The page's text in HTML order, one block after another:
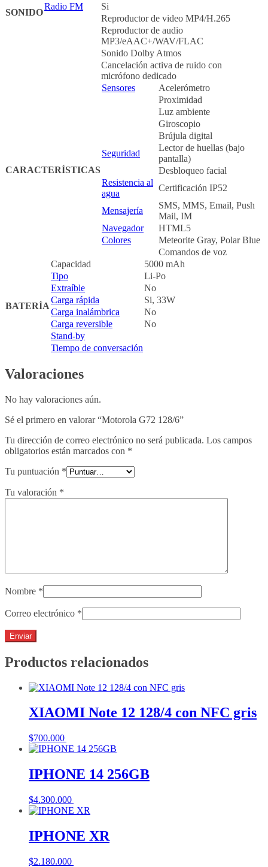
SONIDO
Radio FM
Si
Reproductor de video MP4/H.265
Reproductor de audio
MP3/eAAC+/WAV/FLAC
Sonido Dolby Atmos
Cancelación activa de ruido con
micrófono dedicado
CARACTERÍSTICAS
Sensores
Acelerómetro
Proximidad
Luz ambiente
Giroscopio
Brújula digital
Seguridad
Lector de huellas (bajo
pantalla)
Desbloqueo facial
Resistencia al
agua
Certificación IP52
Mensajería
SMS, MMS, Email, Push
Mail, IM
Navegador
HTML5
Colores
Meteorite Gray, Polar Blue
Comandos de voz
BATERÍA
Capacidad
5000 mAh
Tipo
Li-Po
Extraíble
No
Carga rápida
Si, 33W
Carga inalámbrica
No
Carga reversible
No
Stand-by
Tiempo de conversación
Valoraciones
No hay valoraciones aún.
Sé el primero en valorar “Motorola G72 128/6”
Tu dirección de correo electrónico no será publicada. Los campos
obligatorios están marcados con *
Tu puntuación *
Tu valoración *
Nombre *
Correo electrónico *
Productos relacionados
XIAOMI Note 12 128/4 con NFC gris
$700.000
IPHONE 14 256GB
$4.300.000
IPHONE XR
$2.180.000